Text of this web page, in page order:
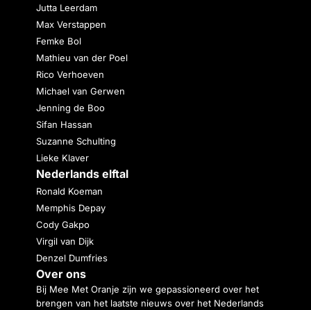
Jutta Leerdam
Max Verstappen
Femke Bol
Mathieu van der Poel
Rico Verhoeven
Michael van Gerwen
Jenning de Boo
Sifan Hassan
Suzanne Schulting
Lieke Klaver
Nederlands elftal
Ronald Koeman
Memphis Depay
Cody Gakpo
Virgil van Dijk
Denzel Dumfries
Over ons
Bij Mee Met Oranje zijn we gepassioneerd over het
brengen van het laatste nieuws over het Nederlands